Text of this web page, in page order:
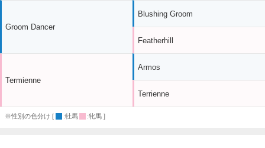
Groom Dancer
Termienne
Blushing Groom
Featherhill
Armos
Terrienne
※性別の色分け [ :牡馬 :牝馬 ]